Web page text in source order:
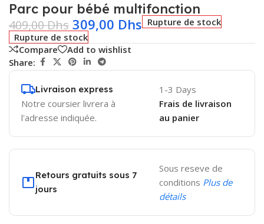
Parc pour bébé multifonction
409,00Dhs 309,00 Dhs Rupture de stock
Rupture de stock
Compare
Add to wishlist
Share:
Livraison express
Notre coursier livrera à
l'adresse indiquée.
1-3 Days
Frais de livraison
au panier
Retours gratuits sous 7
jours
Sous reseve de
conditions Plus de
détails